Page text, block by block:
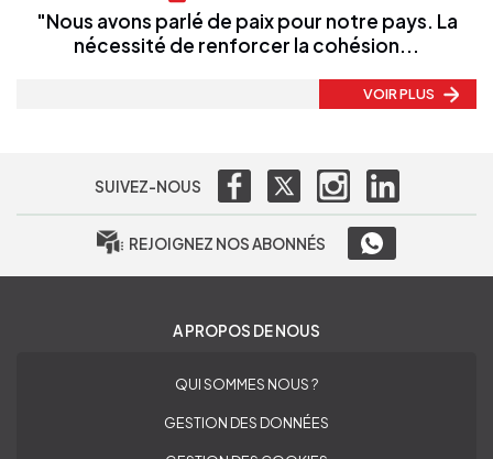
"Nous avons parlé de paix pour notre pays. La
nécessité de renforcer la cohésion...
VOIR PLUS
SUIVEZ-NOUS
REJOIGNEZ NOS ABONNÉS
A PROPOS DE NOUS
QUI SOMMES NOUS ?
GESTION DES DONNÉES